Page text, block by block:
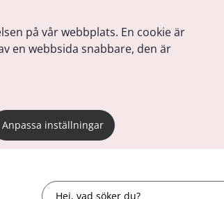
på vår webbplats. En cookie är
en webbsida snabbare, den är
Anpassa inställningar
Sök